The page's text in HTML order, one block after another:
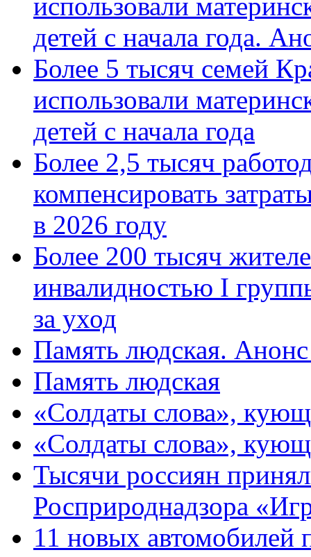
использовали
детей с начала года.
Более 5 тысяч семей
использовали
детей с начала года
Более 2,5 тысяч
компенсировать
в 2026 году
Более 200 тысяч
инвалидностью I
за уход
Память людская.
Память людская
«Солдаты слова»,
«Солдаты слова»,
Тысячи россиян
Росприроднадзора
11 новых автомобилей